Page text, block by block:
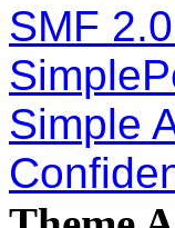
SMF
Simple